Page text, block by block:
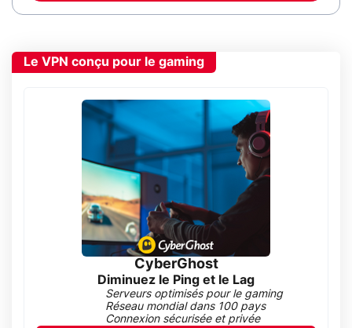
Le VPN conçu pour le gaming
CyberGhost
Diminuez le Ping et le Lag
Serveurs optimisés pour le gaming
Réseau mondial dans 100 pays
Connexion sécurisée et privée